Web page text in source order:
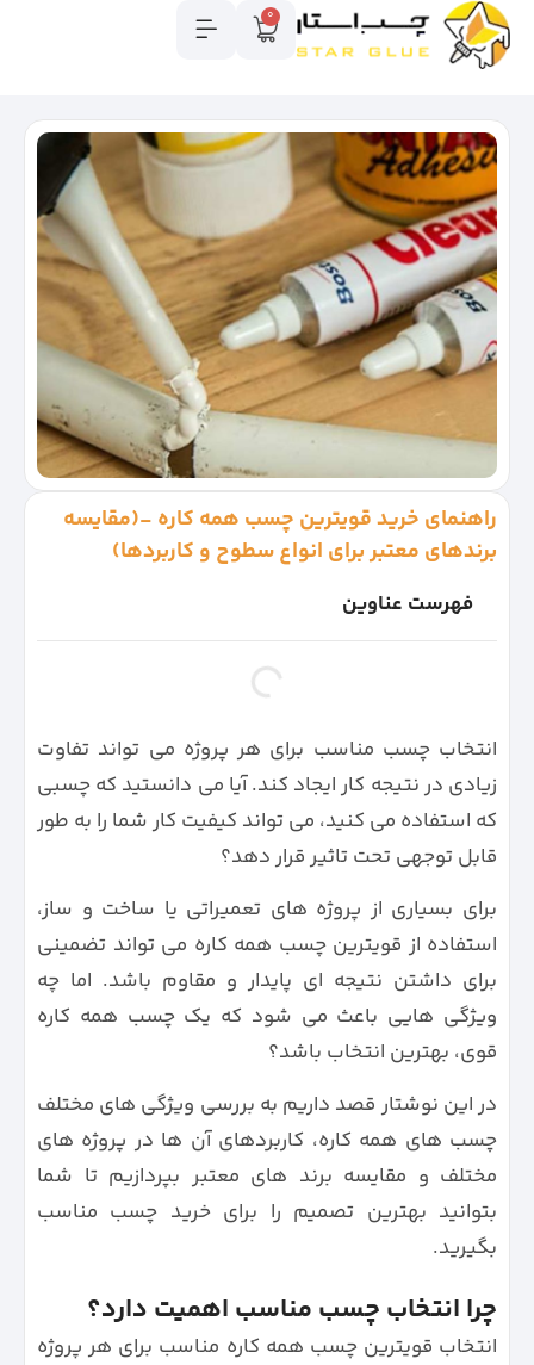
0
راهنمای خرید قویترین چسب همه کاره -(مقایسه
برندهای معتبر برای انواع سطوح و کاربردها)
فهرست عناوین
انتخاب چسب مناسب برای هر پروژه می‌ تواند تفاوت
زیادی در نتیجه کار ایجاد کند. آیا می‌ دانستید که چسبی
که استفاده می‌ کنید، می‌ تواند کیفیت کار شما را به طور
قابل توجهی تحت تاثیر قرار دهد؟
برای بسیاری از پروژه‌ های تعمیراتی یا ساخت و ساز،
استفاده از قویترین چسب همه کاره می‌ تواند تضمینی
برای داشتن نتیجه ای پایدار و مقاوم باشد. اما چه
ویژگی‌ هایی باعث می‌ شود که یک چسب همه کاره
قوی، بهترین انتخاب باشد؟
در این نوشتار قصد داریم به بررسی ویژگی‌ های مختلف
چسب‌ های همه‌ کاره، کاربردهای آن‌ ها در پروژه‌ های
مختلف و مقایسه برند های معتبر بپردازیم تا شما
بتوانید بهترین تصمیم را برای خرید چسب مناسب
بگیرید.
چرا انتخاب چسب مناسب اهمیت دارد؟
انتخاب قویترین چسب همه کاره مناسب برای هر پروژه